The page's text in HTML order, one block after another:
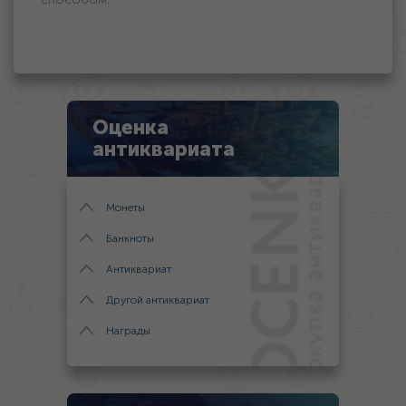
Оценка
антиквариата
Монеты
Банкноты
Антиквариат
Другой антиквариат
Награды